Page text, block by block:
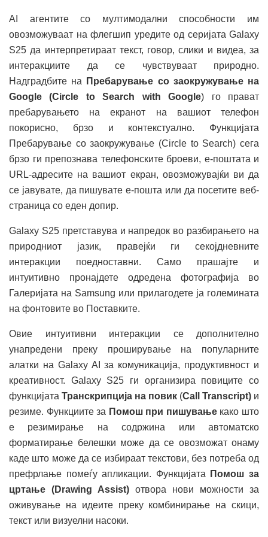
AI агентите со мултимодални способности им
овозможуваат на флегшип уредите од серијата Galaxy
S25 да интерпретираат текст, говор, слики и видеа, за
интеракциите да се чувствуваат природно.
Надградбите на
Пребарување со заокружување на
Google (Circle to Search with Google) го прават
пребарувањето на екранот на вашиот телефон
покорисно, брзо и контекстуално. Функцијата
Пребарување со заокружување (Circle to Search) сега
брзо ги препознава телефонските броеви, е-поштата и
URL-адресите на вашиот екран, овозможувајќи ви да
се јавувате, да пишувате е-пошта или да посетите веб-
страница со еден допир.
Galaxy S25 претставува и напредок во разбирањето на
природниот јазик, правејќи ги секојдневните
интеракции поедноставни. Само прашајте и
интуитивно пронајдете одредена фотографија во
Галеријата на Samsung или прилагодете ја големината
на фонтовите во Поставките.
Овие интуитивни интеракции се дополнително
унапредени преку проширување на популарните
алатки на Galaxy AI за комуникација, продуктивност и
креативност. Galaxy S25 ги организира повиците со
функцијата Транскрипција на повик (Call Transcript) и
резиме. Функциите за Помош при пишување како што
е резимирање на содржина или автоматско
форматирање белешки може да се овозможат онаму
каде што може да се избираат текстови, без потреба од
префрлање помеѓу апликации. Функцијата
Помош за
цртање (Drawing Assist) отвора нови можности за
оживување на идеите преку комбинирање на скици,
текст или визуелни насоки.